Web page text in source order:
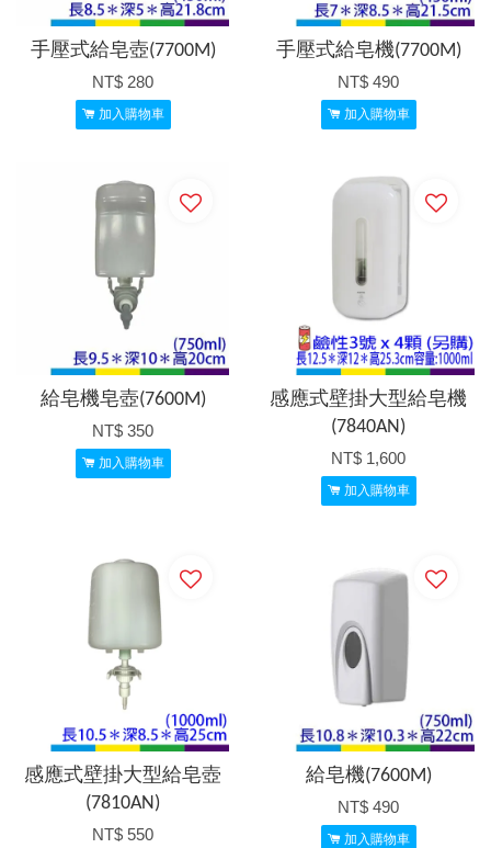
手壓式給皂壺(7700M)
NT$ 280
加入購物車
手壓式給皂機(7700M)
NT$ 490
加入購物車
給皂機皂壺(7600M)
NT$ 350
加入購物車
感應式壁掛大型給皂機
(7840AN)
NT$ 1,600
加入購物車
感應式壁掛大型給皂壺
(7810AN)
NT$ 550
給皂機(7600M)
NT$ 490
加入購物車